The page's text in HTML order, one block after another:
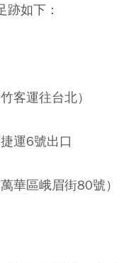
如下：
運往台北）
運6號出口
華區峨眉街80號）